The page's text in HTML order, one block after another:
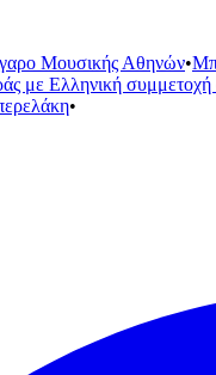
Μουσικής Αθηνών•
με Ελληνική
•